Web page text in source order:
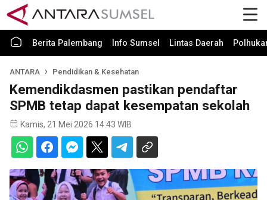
Berita Palembang Info Sumsel Lintas Daerah
ANTARA Pendidikan & Kesehatan
Kemendikdasmen pastikan pendaftar
SPMB tetap dapat kesempatan sekolah
Kamis, 21 Mei 2026 14:43 WIB